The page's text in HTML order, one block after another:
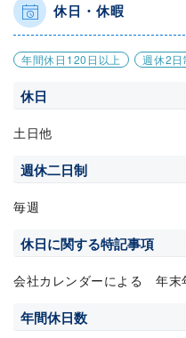
休日・休暇
年間休日120日以上 週休2日
休日
土日他
週休二日制
毎週
休日に関する特記事項
会社カレンダーによる 年末
年間休日数